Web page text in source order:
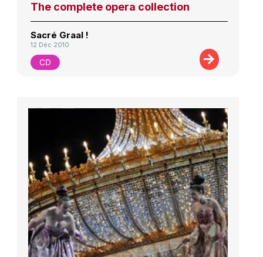
The complete opera collection
Sacré Graal !
12 Déc 2010
CD